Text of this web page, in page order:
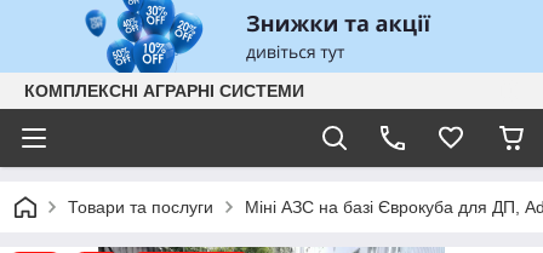
КОМПЛЕКСНІ АГРАРНІ СИСТЕМИ
Товари та послуги Міні АЗС на базі Єврокуба для ДП,